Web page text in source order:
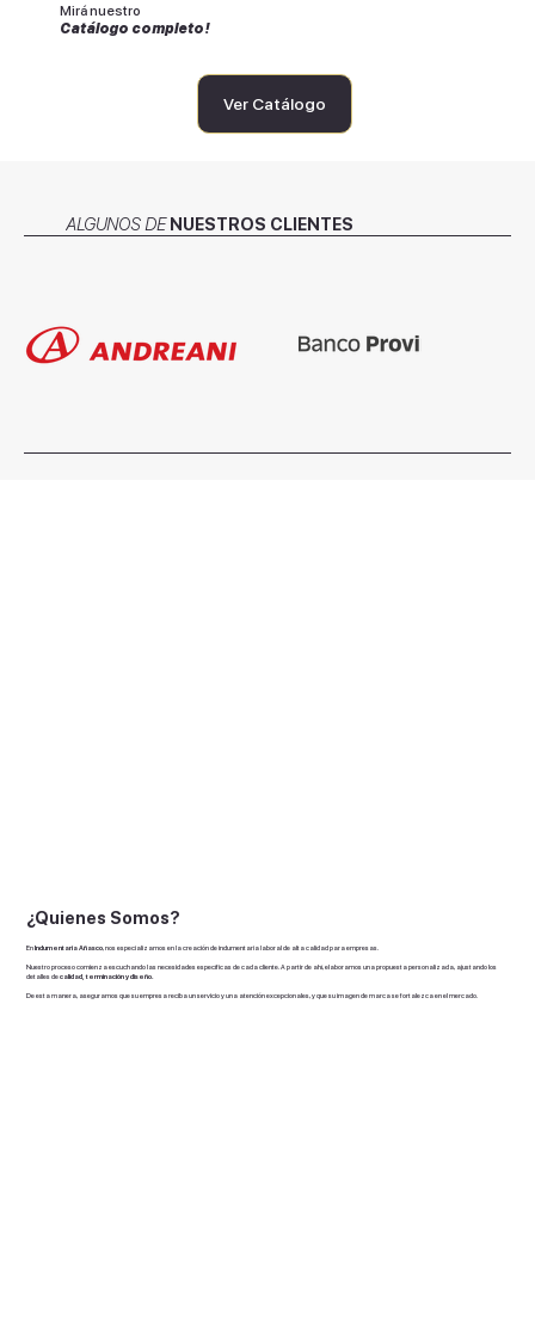
Mirá nuestro
Catálogo completo!
Ver Catálogo
En Indumentaria Añasco , nos especializamos en la creación de indumentaria laboral de alta calidad para empresas.
Nuestro proceso comienza escuchando las necesidades específicas de cada cliente. A partir de ahí, elaboramos una propuesta personalizada, ajustando los
detalles decalidad, terminación y diseño.
De esta manera, aseguramos que su empresa reciba un servicio y una atención excepcionales, y que su imagen de marca se fortalezca en el mercado.
¿Quienes Somos?
ALGUNOS DENUESTROS CLIENTES